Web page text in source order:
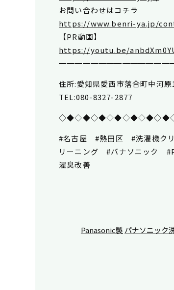
お問い合わせはコチラ
https://www.benri-ya.jp/
【PR動画】
https://youtu.be/
住所:愛知県愛西市落合町中河
TEL:080-8327-2877
#名古屋 #熱田区 #洗濯機ク
リーニング #パナソニック
濯臭改善
Panasonic製 パナソニック